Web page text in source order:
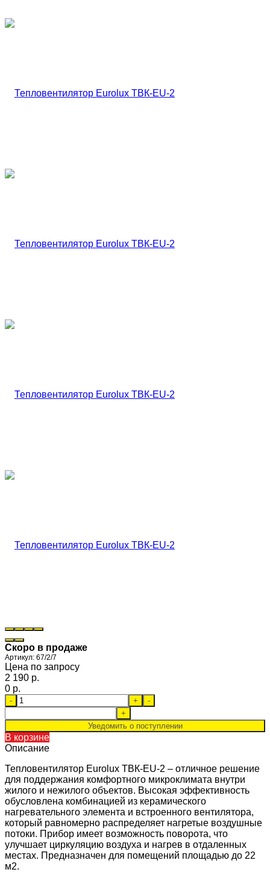
Скоро в продаже
Артикул: 67/2/7
Цена по запросу
2 190 p.
0 p.
- +
-
+
Уведомить о поступлении
В корзине
Описание
Тепловентилятор Eurolux ТВК-EU-2 – отличное решение
для поддержания комфортного микроклимата внутри
жилого и нежилого объектов. Высокая эффективность
обусловлена комбинацией из керамического
нагревательного элемента и встроенного вентилятора,
который равномерно распределяет нагретые воздушные
потоки. Прибор имеет возможность поворота, что
улучшает циркуляцию воздуха и нагрев в отдаленных
местах. Предназначен для помещений площадью до 22
м2.